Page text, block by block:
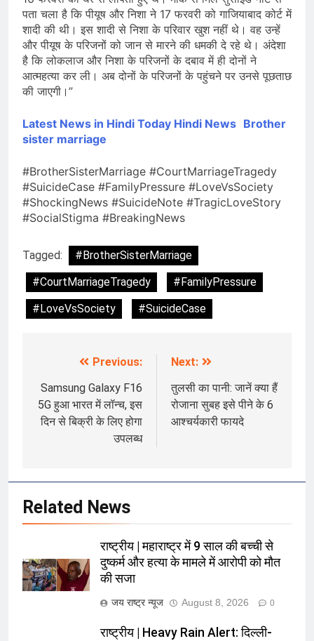
पता चला है कि पीयूष और निशा ने 17 फरवरी को गाजियाबाद कोर्ट में
शादी की थी। इस शादी से निशा के परिवार खुश नहीं थे। वह उन्हें
और पीयूष के परिजनों को जान से मारने की धमकी दे रहे थे। अंदेशा
है कि लोकलाज और निशा के परिजनों के दबाव में ही दोनों ने
आत्महत्या कर ली। अब दोनों के परिजनों के पहुंचने पर उनसे पूछताछ
की जाएगी।”
Latest News in Hindi Today Hindi News Brother
sister marriage
#BrotherSisterMarriage #CourtMarriageTragedy
#SuicideCase #FamilyPressure #LoveVsSociety
#ShockingNews #SuicideNote #TragicLoveStory
#SocialStigma #BreakingNews
Tagged:
#BrotherSisterMarriage
#CourtMarriageTragedy
#FamilyPressure
#LoveVsSociety
#SuicideCase
navigation
Previous:
Samsung Galaxy F16
5G हुआ भारत में लॉन्च, इस
दिन से बिक्री के लिए होगा
उपलब्ध
Next:
तुलसी का पानी: जानें क्या हैं
रोजाना सुबह इसे पीने के 6
आश्चर्यकारी फायदे
Related News
राष्ट्रीय | महाराष्ट्र में 9 साल की बच्ची से
दुष्कर्म और हत्या के मामले में आरोपी को मौत
की सजा
जय राष्ट्र न्यूज August 8, 2026 0
राष्ट्रीय | Heavy Rain Alert: दिल्ली-